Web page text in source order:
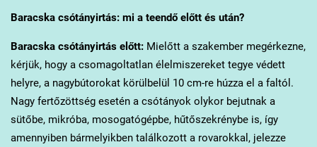
Baracskacsótányirtás: mi a teendő előtt és után?
Baracskacsótányirtás előtt:Mielőtt a szakember megérkezne,
kérjük, hogy a csomagoltatlan élelmiszereket tegye védett
helyre, a nagybútorokat körülbelül 10 cm-re húzza el a faltól.
Nagy fertőzöttség esetén a csótányok olykor bejutnak a
sütőbe, mikróba, mosogatógépbe, hűtőszekrénybe is, így
amennyiben bármelyikben találkozott a rovarokkal, jelezze